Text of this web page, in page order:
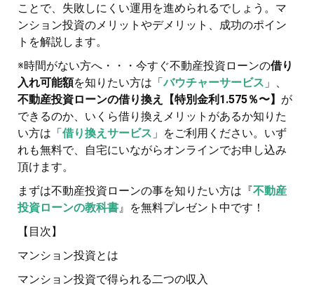
ことで、失敗しにくい運用を進められるでしょう。マ
ンション投資のメリットやデメリット、成功のポイン
トを解説します。
※時間がない方へ・・・今すぐ不動産投資ローンの借り
入れ可能額を知りたい方は「バウチャーサービス 」、
不動産投資ローンの借り換え【特別金利1.575％〜】 が
できるのか、いくら借り換えメリットがあるか知りた
い方は「借り換えサービス 」をご利用ください。いず
れも無料で、自宅にいながらオンラインでお申し込み
頂けます。
まずは不動産投資ローンの事を知りたい方は『不動産
投資ローンの教科書 』を無料プレゼント中です！
【目次】
マンション投資とは
マンション投資で得られる二つの収入